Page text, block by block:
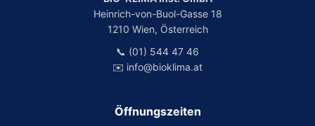
Heinrich-von-Buol-Gasse 18
1210 Wien, Österreich
📞 (01) 544 47 46
✉️ info@bioklima.at
Öffnungszeiten